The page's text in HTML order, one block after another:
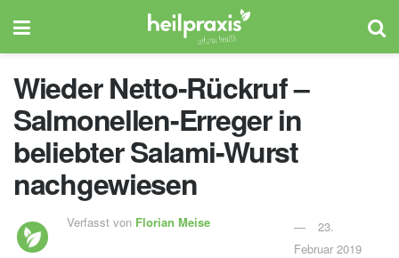
Wieder Netto-Rückruf –
Salmonellen-Erreger in
beliebter Salami-Wurst
nachgewiesen
Verfasst von Florian Meise
23.
Februar 2019